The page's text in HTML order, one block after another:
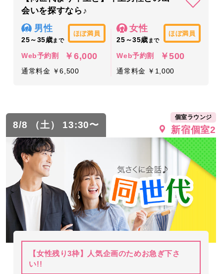
会いを探すなら♪
男性
25～35歳まで
ほぼ満員
Web予約割 ￥6,000
通常料金 ￥6,500
女性
25～35歳 まで
ほぼ満員
Web予約割 ￥500
通常料金 ￥1,000
8/8 （土） 13:30〜
個室ラウンジ
新宿個室2
【女性残り3枠】人気企画のためお急ぎ下さ
い!!